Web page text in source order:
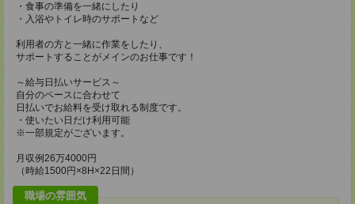
・食事の準備を一緒にしたり
・入浴やトイレ時のサポートなど
利用者の方と一緒に作業をしたり、
サポートすることがメインのお仕事です！
～給与日払いサービス～
自分のペースに合わせて
日払いでお給料を受け取れる制度です。
・使いたい日だけ利用可能
※一部規定がございます。
月収例26万4000円
（時給1500円×8H×22日間）
職場の雰囲気